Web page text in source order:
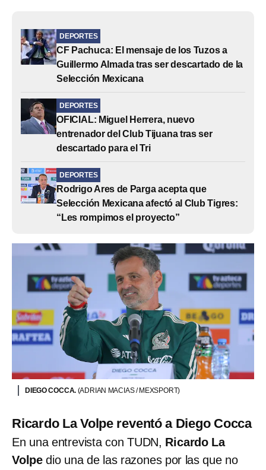
DEPORTES
CF Pachuca: El mensaje de los Tuzos a
Guillermo Almada tras ser descartado de la
Selección Mexicana
DEPORTES
OFICIAL: Miguel Herrera, nuevo
entrenador del Club Tijuana tras ser
descartado para el Tri
DEPORTES
Rodrigo Ares de Parga acepta que
Selección Mexicana afectó al Club Tigres:
“Les rompimos el proyecto”
DIEGO COCCA. (ADRIAN MACIAS / MEXSPORT)
Ricardo La Volpe reventó a Diego Cocca
En una entrevista con TUDN, Ricardo La
Volpe dio una de las razones por las que no